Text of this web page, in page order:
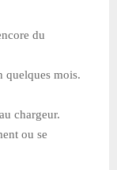
du
quelques mois.
chargeur.
ou se